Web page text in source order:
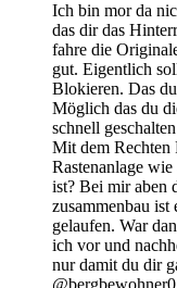
Ich bin mor da
das dir das
fahre die
gut. Eigentlich
Blokieren. Das
Möglich das du
schnell
Mit dem Rechten
Rastenanlage
ist? Bei mir aben
zusammenbau ist
gelaufen. War
ich vor und
nur damit du dir